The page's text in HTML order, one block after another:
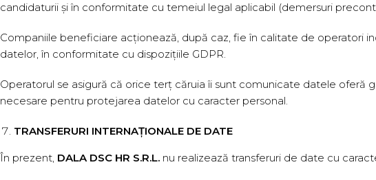
candidaturii și în conformitate cu temeiul legal aplicabil (demersuri
Companiile beneficiare acționează, după caz, fie în calitate de
datelor, în conformitate cu dispozițiile GDPR.
Operatorul se asigură că orice terț căruia îi sunt comunicate datele
necesare pentru protejarea datelor cu caracter personal.
TRANSFERURI INTERNAȚIONALE DE DATE
În prezent, DALA DSC HR S.R.L. nu realizează transferuri de date cu